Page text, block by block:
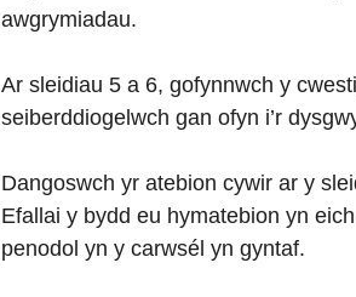
awgrymiadau.
Ar sleidiau 5 a 6, gofynnwch y
seiberddiogelwch gan ofyn i’r
Dangoswch yr atebion cywir ar y
Efallai y bydd eu hymatebion yn
penodol yn y carwsél yn gyntaf.